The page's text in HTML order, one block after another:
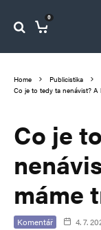
0
Home Publicistika
Co je to tedy ta nenávist? A
Co je
máme
Komentář 4. 7.